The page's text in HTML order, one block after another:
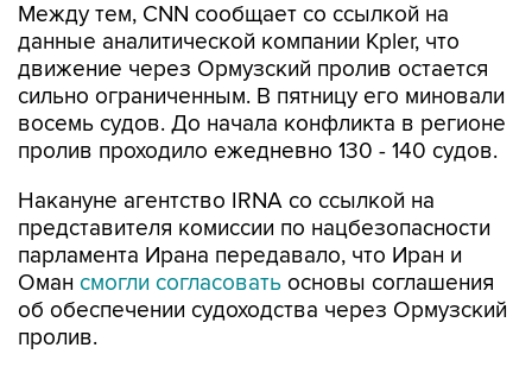
Между тем, CNN сообщает со ссылкой на
данные аналитической компании Kpler, что
движение через Ормузский пролив остается
сильно ограниченным. В пятницу его миновали
восемь судов. До начала конфликта в регионе
пролив проходило ежедневно 130 - 140 судов.
Накануне агентство IRNA со ссылкой на
представителя комиссии по нацбезопасности
парламента Ирана передавало, что Иран и
Оман смогли согласовать основы соглашения
об обеспечении судоходства через Ормузский
пролив.